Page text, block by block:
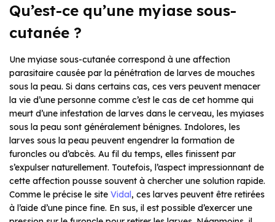
Qu’est-ce qu’une myiase sous-
cutanée ?
Une myiase sous-cutanée correspond à une affection
parasitaire causée par la pénétration de larves de mouches
sous la peau. Si dans certains cas, ces vers peuvent menacer
la vie d’une personne comme c’est le cas de cet homme qui
meurt d’une infestation de larves dans le cerveau, les myiases
sous la peau sont généralement bénignes. Indolores, les
larves sous la peau peuvent engendrer la formation de
furoncles ou d’abcès. Au fil du temps, elles finissent par
s’expulser naturellement. Toutefois, l’aspect impressionnant de
cette affection pousse souvent à chercher une solution rapide.
Comme le précise le site Vidal, ces larves peuvent être retirées
à l’aide d’une pince fine. En sus, il est possible d’exercer une